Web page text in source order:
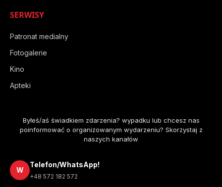
SERWISY
Patronat medialny
Fotogalerie
Kino
Apteki
Byłeś/aś świadkiem zdarzenia? wypadku lub chcesz nas
poinformować o organizowanym wydarzeniu? Skorzystaj z
naszych kanałów
W
Telefon/WhatsApp!
+48 572 182 572